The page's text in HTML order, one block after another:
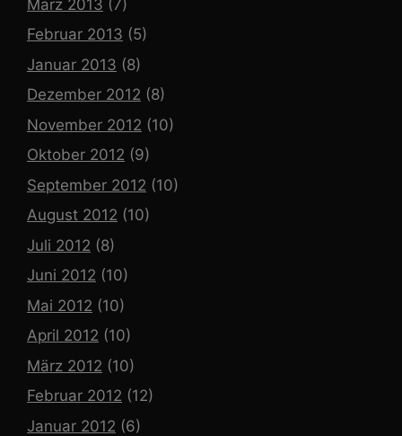
März 2013 (7)
Februar 2013 (5)
Januar 2013 (8)
Dezember 2012 (8)
November 2012 (10)
Oktober 2012 (9)
September 2012 (10)
August 2012 (10)
Juli 2012 (8)
Juni 2012 (10)
Mai 2012 (10)
April 2012 (10)
März 2012 (10)
Februar 2012 (12)
Januar 2012 (6)